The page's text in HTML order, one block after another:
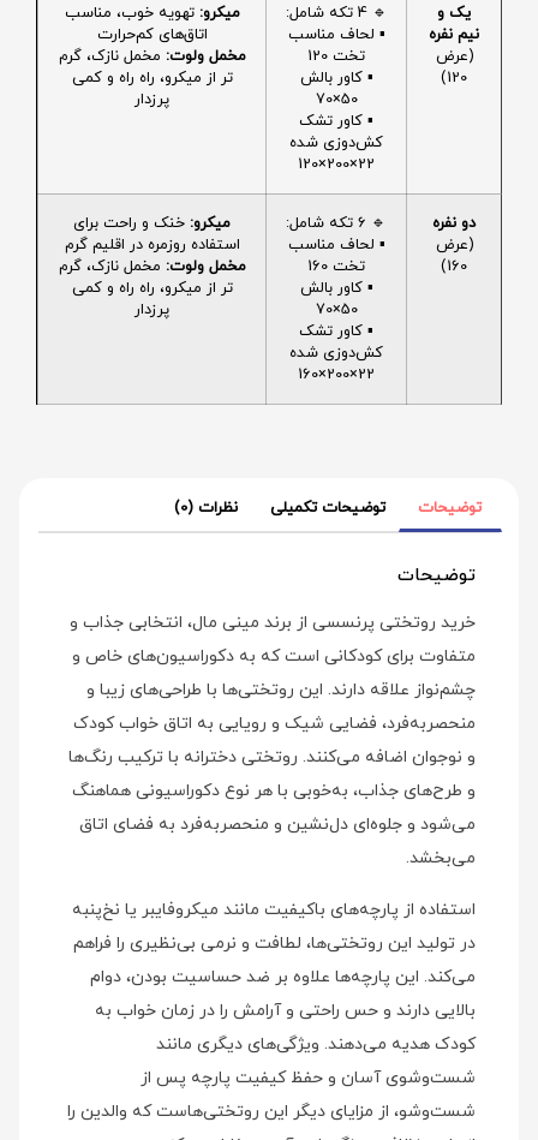
یک و
نیم نفره
(عرض
120)
🔹 4 تکه شامل:
▪️ لحاف مناسب
تخت 120
▪️ کاور بالش
50×70
▪️ کاور تشک
کش‌دوزی شده
22×200×120
میکرو: تهویه خوب، مناسب
اتاق‌های کم‌حرارت
مخمل ولوت: مخمل نازک، گرم
تر از میکرو، راه راه و کمی
پرزدار
دو نفره
(عرض
160)
🔹 6 تکه شامل:
▪️ لحاف مناسب
تخت 160
▪️ کاور بالش
50×70
▪️ کاور تشک
کش‌دوزی شده
22×200×160
میکرو: خنک و راحت برای
استفاده روزمره در اقلیم گرم
مخمل ولوت: مخمل نازک، گرم
تر از میکرو، راه راه و کمی
پرزدار
توضیحات توضیحات تکمیلی نظرات (0)
توضیحات
خرید روتختی پرنسسی از برند مینی‌ مال، انتخابی جذاب و
متفاوت برای کودکانی است که به دکوراسیون‌های خاص و
چشم‌نواز علاقه دارند. این روتختی‌ها با طراحی‌های زیبا و
منحصر‌به‌فرد، فضایی شیک و رویایی به اتاق خواب کودک
و نوجوان اضافه می‌کنند. روتختی دخترانه با ترکیب رنگ‌ها
و طرح‌های جذاب، به‌خوبی با هر نوع دکوراسیونی هماهنگ
می‌شود و جلوه‌ای دل‌نشین و منحصربه‌فرد به فضای اتاق
می‌بخشد.
استفاده از پارچه‌های باکیفیت مانند میکروفایبر یا نخ‌پنبه
در تولید این روتختی‌ها، لطافت و نرمی بی‌نظیری را فراهم
می‌کند. این پارچه‌ها علاوه بر ضد حساسیت بودن، دوام
بالایی دارند و حس راحتی و آرامش را در زمان خواب به
کودک هدیه می‌دهند. ویژگی‌های دیگری مانند
شست‌وشوی آسان و حفظ کیفیت پارچه پس از
شست‌وشو، از مزایای دیگر این روتختی‌هاست که والدین را